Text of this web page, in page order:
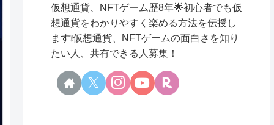
仮想通貨、NFTゲーム歴8年🌟初心者でも仮
想通貨をわかりやすく楽める方法を伝授し
ます❕仮想通貨、NFTゲームの面白さを知り
たい人、共有できる人募集！